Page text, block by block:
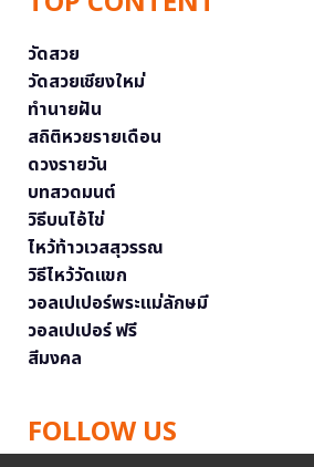
วัดสวย
วัดสวยเชียงใหม่
ทำนายฝัน
สถิติหวยรายเดือน
ดวงรายวัน
บทสวดมนต์
วิธีบนไอ้ไข่
ไหว้ท้าวเวสสุวรรณ
วิธีไหว้วัดแขก
วอลเปเปอร์พระแม่ลักษมี
วอลเปเปอร์ ฟรี
สีมงคล
FOLLOW US